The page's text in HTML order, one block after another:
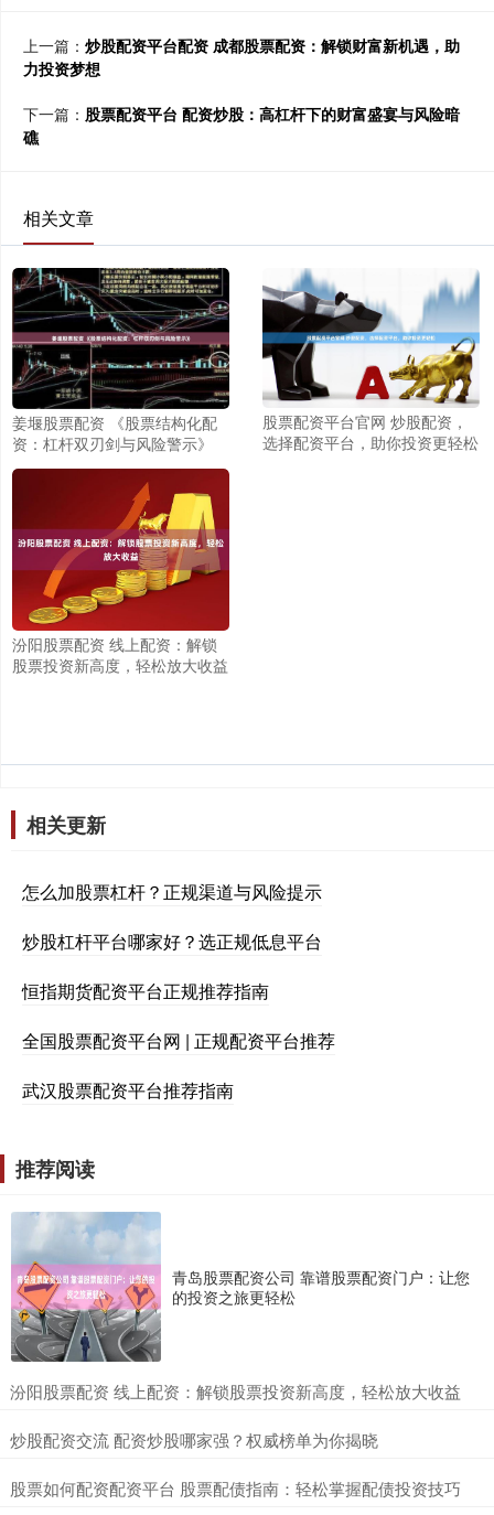
上一篇： 炒股配资平台配资 成都股票配资：解锁财富新机遇，助
力投资梦想
下一篇： 股票配资平台 配资炒股：高杠杆下的财富盛宴与风险暗
礁
相关文章
姜堰股票配资 《股票结构化配
资：杠杆双刃剑与风险警示》
股票配资平台官网 炒股配资，
选择配资平台，助你投资更轻松
汾阳股票配资 线上配资：解锁
股票投资新高度，轻松放大收益
相关更新
怎么加股票杠杆？正规渠道与风险提示
炒股杠杆平台哪家好？选正规低息平台
恒指期货配资平台正规推荐指南
全国股票配资平台网 | 正规配资平台推荐
武汉股票配资平台推荐指南
推荐阅读
青岛股票配资公司 靠谱股票配资门户：让您
的投资之旅更轻松
​汾阳股票配资 线上配资：解锁股票投资新高度，轻松放大收益
​炒股配资交流 配资炒股哪家强？权威榜单为你揭晓
​股票如何配资配资平台 股票配债指南：轻松掌握配债投资技巧